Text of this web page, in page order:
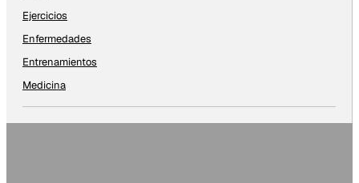
Ejercicios
Enfermedades
Entrenamientos
Medicina